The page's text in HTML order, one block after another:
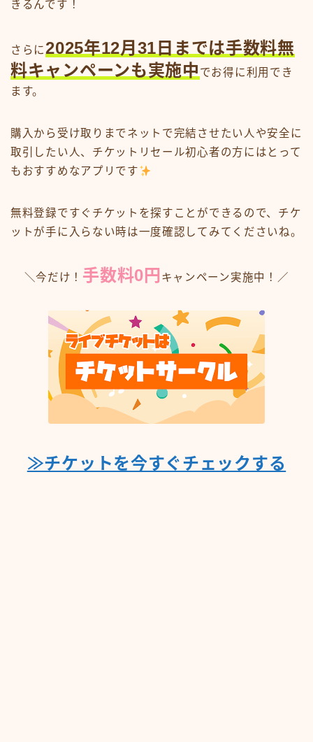
きるんです！
さらに2025年12月31日までは手数料無
料キャンペーンも実施中 でお得に利用でき
ます。
購入から受け取りまでネットで完結させたい人や安全に
取引したい人、チケットリセール初心者の方にはとって
もおすすめなアプリです
無料登録ですぐチケットを探すことができるので、チケ
ットが手に入らない時は一度確認してみてくださいね。
＼今だけ！ 手数料0円 キャンペーン実施中！／
≫チケットを今すぐチェックする